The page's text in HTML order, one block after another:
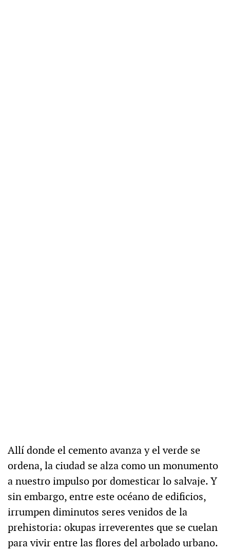
Allí donde el cemento avanza y el verde se
ordena, la ciudad se alza como un monumento
a nuestro impulso por domesticar lo salvaje. Y
sin embargo, entre este océano de edificios,
irrumpen diminutos seres venidos de la
prehistoria: okupas irreverentes que se cuelan
para vivir entre las flores del arbolado urbano.